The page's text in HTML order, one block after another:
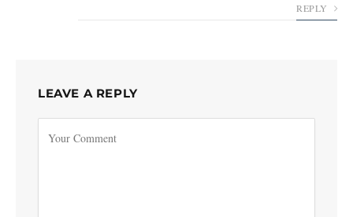
REPLY
LEAVE A REPLY